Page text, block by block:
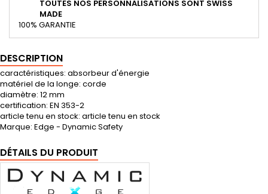
TOUTES NOS PERSONNALISATIONS SONT SWISS
MADE
100% GARANTIE
DESCRIPTION
caractéristiques: absorbeur d'énergie
matériel de la longe: corde
diamètre: 12 mm
certification: EN 353-2
article tenu en stock: article tenu en stock
Marque: Edge - Dynamic Safety
DÉTAILS DU PRODUIT